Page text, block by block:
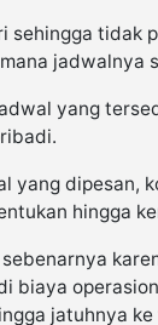
sehingga tidak
jadwalnya
yang
yang dipesan,
hingga
biaya
jatuhnya